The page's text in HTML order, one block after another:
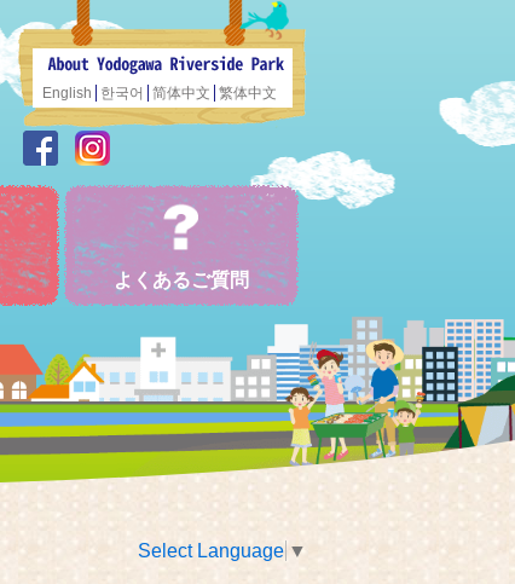
English 한국어 简体中文 繁体中文
よくあるご質問
Select Language ▼